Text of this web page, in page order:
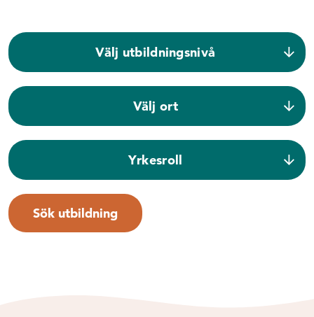
Välj utbildningsnivå
Välj ort
Yrkesroll
Sök utbildning